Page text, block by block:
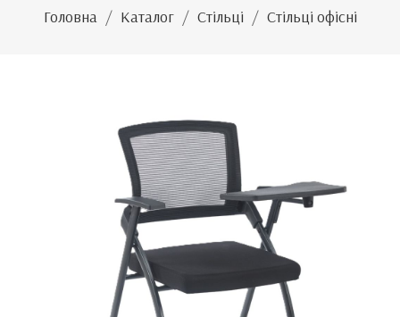
Головна Каталог Стільці Стільці офісні